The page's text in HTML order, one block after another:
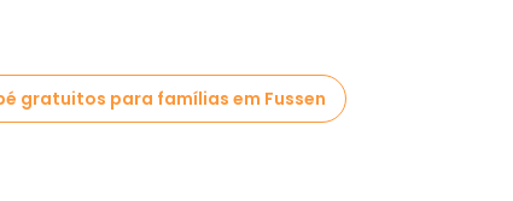
gratuitos para famílias em Fussen